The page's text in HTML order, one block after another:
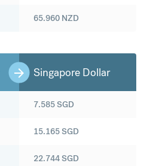
65.960 NZD
Singapore Dollar
7.585SGD
15.165SGD
22.744SGD